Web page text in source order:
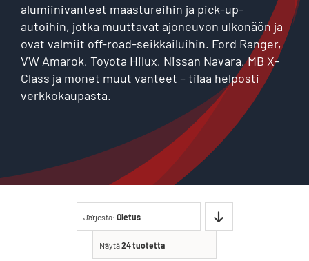
alumiinivanteet maastureihin ja pick-up-
autoihin, jotka muuttavat ajoneuvon ulkonäön ja
ovat valmiit off-road-seikkailuihin. Ford Ranger,
VW Amarok, Toyota Hilux, Nissan Navara, MB X-
Class ja monet muut vanteet – tilaa helposti
verkkokaupasta.
Järjestä: Oletus
Näytä24 tuotetta